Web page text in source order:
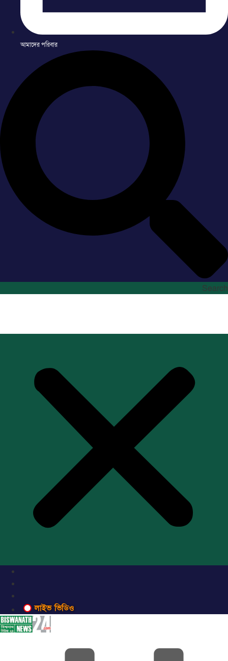
আমাদের পরিবার
Search
লাইভ ভিডিও